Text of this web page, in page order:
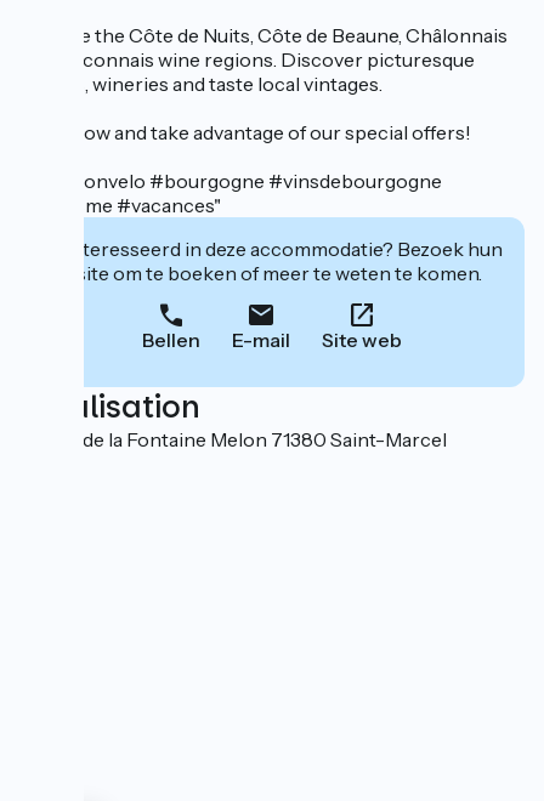
Explore the Côte de Nuits, Côte de Beaune, Châlonnais
and Mâconnais wine regions. Discover picturesque
villages, wineries and taste local vintages.
Book now and take advantage of our special offers!
#locationvelo #bourgogne #vinsdebourgogne
#cyclisme #vacances"
Geïnteresseerd in deze accommodatie? Bezoek hun
website om te boeken of meer te weten te komen.
Bellen E-mail Site web
Localisation
1B Rue de la Fontaine Melon 71380 Saint-Marcel